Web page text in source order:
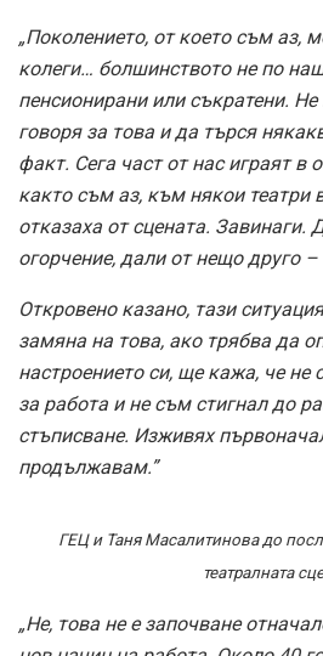
„Поколението, от което съм аз,
колеги… болшинството не по
пенсионирани или съкратени.
говоря за това и да търся
факт. Сега част от нас играят в
както съм аз, към някои театри
отказаха от сцената. Завинаги.
огорчение, дали от нещо друго
Откровено казано, тази
замяна на това, ако трябва да
настроението си, ще кажа, че не
за работа и не съм стигнал до
стъписване. Изживях
продължавам.”
ГЕЦ и Таня Масалитинова до
театралната
„Не, това не е започване